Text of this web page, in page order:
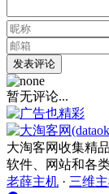
发表评论
暂无评论...
大淘客网收集精
软件、网站和各
老薛主机 · 三维